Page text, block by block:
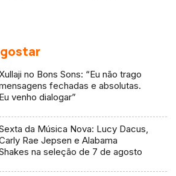
no Bons Sons: “Eu não trago
fechadas e absolutas.
Eu venho dialogar”
da Música Nova: Lucy Dacus,
Rae Jepsen e Alabama
na seleção de 7 de agosto